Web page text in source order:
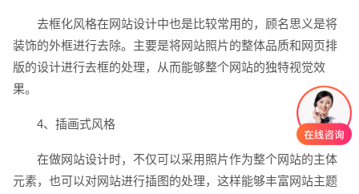
去框化风格在网站设计中也是比较常用的，顾名思义是将
装饰的外框进行去除。主要是将网站照片的整体品质和网页排
版的设计进行去框的处理，从而能够整个网站的独特视觉效
果。
4、插画式风格
在做网站设计时，不仅可以采用照片作为整个网站的主体
元素，也可以对网站进行插图的处理，这样能够丰富网站主题